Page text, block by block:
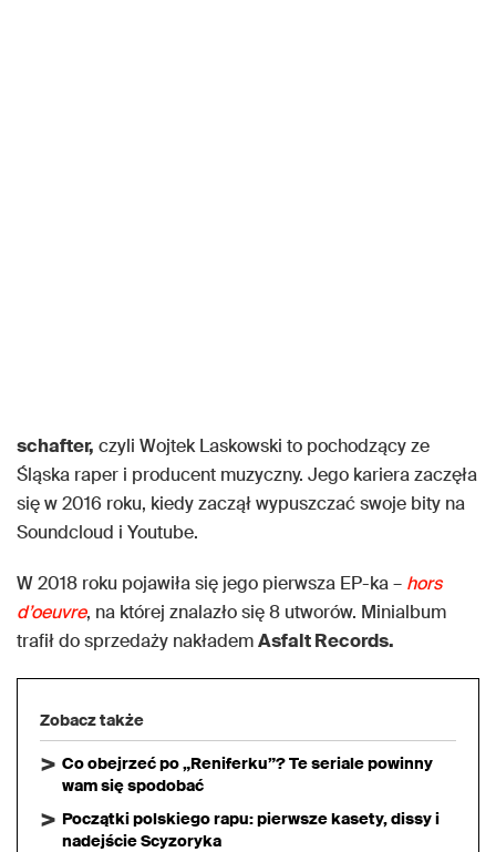
schafter, czyli Wojtek Laskowski to pochodzący ze
Śląska raper i producent muzyczny. Jego kariera zaczęła
się w 2016 roku, kiedy zaczął wypuszczać swoje bity na
Soundcloud i Youtube.
W 2018 roku pojawiła się jego pierwsza EP-ka – hors
d’oeuvre, na której znalazło się 8 utworów. Minialbum
trafił do sprzedaży nakłademAsfalt Records.
Zobacz także
Co obejrzeć po „Reniferku”? Te seriale powinny
wam się spodobać
Początki polskiego rapu: pierwsze kasety, dissy i
nadejście Scyzoryka